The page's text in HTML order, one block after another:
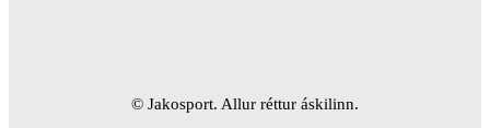
© Jakosport. Allur réttur áskilinn.